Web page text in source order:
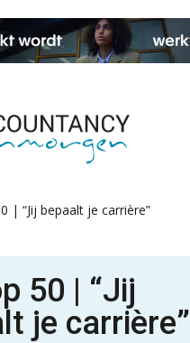
| “Jij bepaalt je carrière”
50 | “Jij
je carrière”